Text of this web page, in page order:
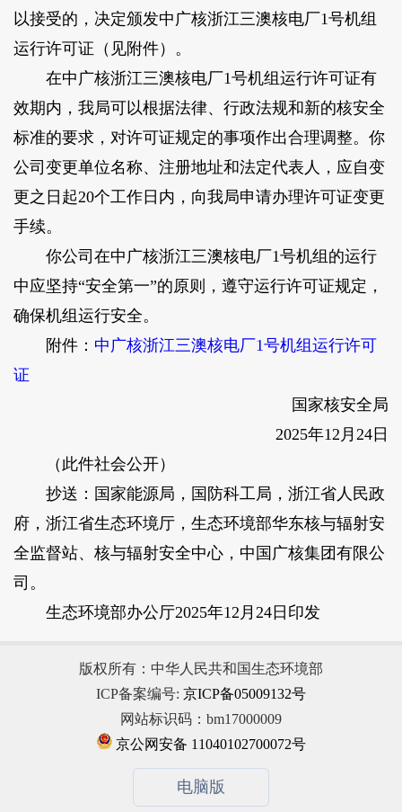
以接受的，决定颁发中广核浙江三澳核电厂1号机组
运行许可证（见附件）。
在中广核浙江三澳核电厂1号机组运行许可证有
效期内，我局可以根据法律、行政法规和新的核安全
标准的要求，对许可证规定的事项作出合理调整。你
公司变更单位名称、注册地址和法定代表人，应自变
更之日起20个工作日内，向我局申请办理许可证变更
手续。
你公司在中广核浙江三澳核电厂1号机组的运行
中应坚持“安全第一”的原则，遵守运行许可证规定，
确保机组运行安全。
附件： 中广核浙江三澳核电厂1号机组运行许可
证
国家核安全局
2025年12月24日
（此件社会公开）
抄送：国家能源局，国防科工局，浙江省人民政
府，浙江省生态环境厅，生态环境部华东核与辐射安
全监督站、核与辐射安全中心，中国广核集团有限公
司。
生态环境部办公厅2025年12月24日印发
版权所有：中华人民共和国生态环境部
ICP备案编号: 京ICP备05009132号
网站标识码：bm17000009
京公网安备 11040102700072号
电脑版